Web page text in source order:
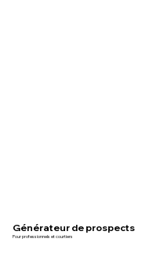
Générateur de prospects
Pour professionnels et courtiers